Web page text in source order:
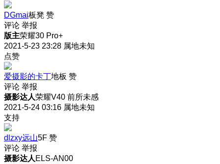
DGmai板凳 赞
评论 举报
版主荣耀30 Pro+
2021-5-23 23:28 属地未知
点赞
爱摄影的卡丁地板 赞
评论 举报
摄影达人荣耀V40 前所未感
2021-5-24 03:16 属地未知
支持
dlzxy远山5F 赞
评论 举报
摄影达人 ELS-AN00